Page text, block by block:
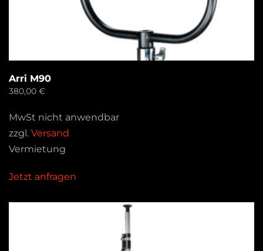
Arri M90
380,00 €
MwSt nicht anwendbar
zzgl. Versand
Vermietung
Jetzt anfragen